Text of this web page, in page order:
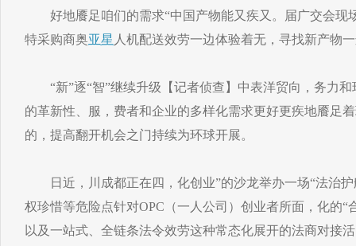
好地餍足咱们的需求“中国产物能又疾又。届广交会现
特采购商奥亚星 人机配送效劳一边体验着无，寻找新产物
“新”逐“智”继续升级【记者侦查】中表洋贸向，务力和
的革新性、服，费者和企业的多样化需求更好更疾地餍足
的，提高翻开机会之门持续为环球开展。
日近，川成都正在四，化创业”的沙龙举办一场“法治护
权珍惜等危险点针对OPC（一人公司）创业者所面，化的“
以及一站式、全链条法令效劳这种常态化展开的法商对接